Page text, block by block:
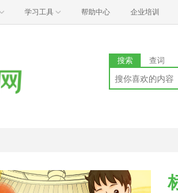
学习工具 帮助中心 企业培训
搜索 查词